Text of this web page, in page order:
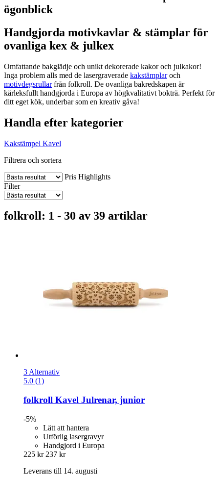
ögonblick
Handgjorda motivkavlar & stämplar för
ovanliga kex & julkex
Omfattande bakglädje och unikt dekorerade kakor och julkakor!
Inga problem alls med de lasergraverade kakstämplaroch
motivdegsrullarfrån folkroll. De ovanliga bakredskapen är
kärleksfullt handgjorda i Europa av högkvalitativt bokträ. Perfekt för
ditt eget kök, underbar som en kreativ gåva!
Handla efter kategorier
Kakstämpel Kavel
Filtrera och sortera
Pris Highlights
Filter
folkroll: 1 - 30 av 39 artiklar
3 Alternativ
5.0 (1)
folkroll Kavel Julrenar, junior
-5%
Lätt att hantera
Utförlig lasergravyr
Handgjord i Europa
225 kr 237 kr
Leverans till 14. augusti